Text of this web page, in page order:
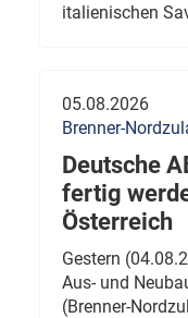
italienischen
05.08.2026
Brenner-
Deutsche
fertig
Österreich
Gestern
Aus- und
(Brenner-